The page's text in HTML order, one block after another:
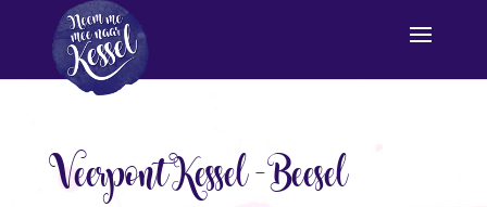
Veerpont Kessel – Beesel